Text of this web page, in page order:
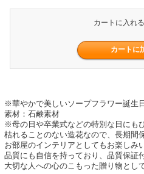
カートに入れ
※華やかで美しいソープフラワー誕生
素材：石鹸素材
※母の日や卒業式などの特別な日にも
枯れることのない造花なので、長期間
お部屋のインテリアとしてもお楽しみ
品質にも自信を持っており、品質保証
大切な人への心のこもった贈り物とし